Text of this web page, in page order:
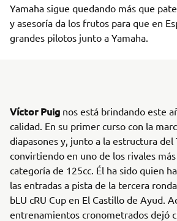
Yamaha sigue quedando más que
y asesoría da los frutos para que en
grandes pilotos junto a Yamaha.
Víctor Puig nos está brindando este
calidad. En su primer curso con la
diapasones y, junto a la estructura del
convirtiendo en uno de los rivales
categoría de 125cc. Él ha sido quien
las entradas a pista de la tercera
bLU cRU Cup en El Castillo de Ayud.
entrenamientos cronometrados dejó